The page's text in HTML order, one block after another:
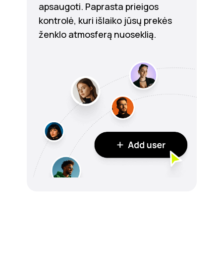
apsaugoti. Paprasta prieigos
kontrolė, kuri išlaiko jūsų prekės
ženklo atmosferą nuoseklią.